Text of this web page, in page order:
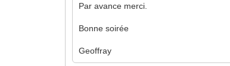
Par avance merci.
Bonne soirée
Geoffray